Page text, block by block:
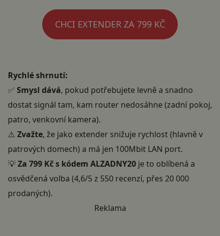
CHCI EXTENDER ZA 799 KČ
Rychlé shrnutí:
✅ Smysl dává, pokud potřebujete levně a snadno
dostat signál tam, kam router nedosáhne (zadní pokoj,
patro, venkovní kamera).
⚠️ Zvažte, že jako extender snižuje rychlost (hlavně v
patrových domech) a má jen 100Mbit LAN port.
💡Za 799 Kč s kódem ALZADNY20 je to oblíbená a
osvědčená volba (4,6/5 z 550 recenzí, přes 20 000
prodaných).
Reklama